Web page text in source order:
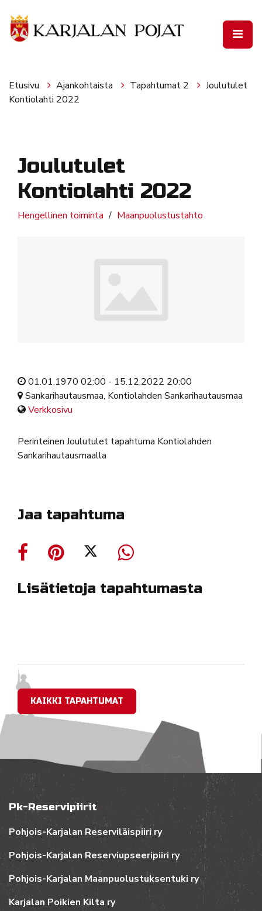
Etusivu Ajankohtaista Tapahtumat 2
Joulutulet
Kontiolahti 2022
Joulutulet
Kontiolahti 2022
Hengellinen toiminta Maanpuolustustahto
01.01.1970 02:00 - 15.12.2022 20:00
Sankarihautausmaa, Kontiolahden Sankarihautausmaa
Verkkosivu
Perinteinen Joulutulet tapahtuma Kontiolahden
Sankarihautausmaalla
Jaa tapahtuma
Lisätietoja tapahtumasta
KAIKKI TAPAHTUMAT
Pk-Reservipiirit
Pohjois-Karjalan Reserviläispiiri ry
Pohjois-Karjalan Reserviupseeripiiri ry
Pohjois-Karjalan Maanpuolustuksentuki ry
Karjalan Poikien Kilta ry